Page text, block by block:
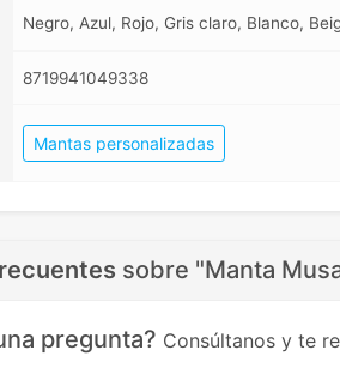
Negro, Azul, Rojo, Gris claro, Blanco,
8719941049338
Mantas personalizadas
sobre "Manta
pregunta? Consúltanos y te